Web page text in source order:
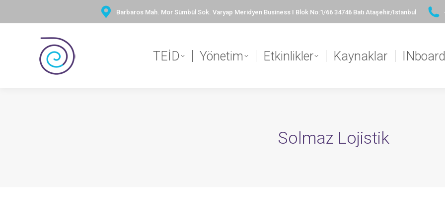
Barbaros Mah. Mor Sümbül Sok. Varyap Meridyen Business I Blok No:1/66 34746 Batı Ataşehir/Istanbul
TEİD Yönetim Etkinlikler Kaynaklar INboard
Solmaz Lojistik